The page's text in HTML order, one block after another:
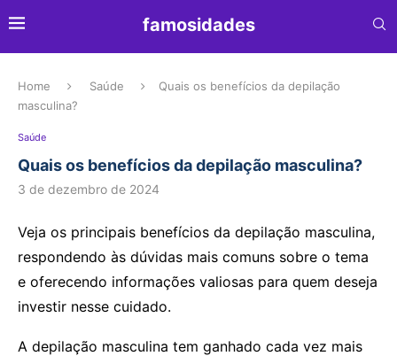
famosidades
Home Saúde
Quais os benefícios da depilação
masculina?
Saúde
Quais os benefícios da depilação masculina?
3 de dezembro de 2024
Veja os principais benefícios da depilação masculina,
respondendo às dúvidas mais comuns sobre o tema
e oferecendo informações valiosas para quem deseja
investir nesse cuidado.
A depilação masculina tem ganhado cada vez mais